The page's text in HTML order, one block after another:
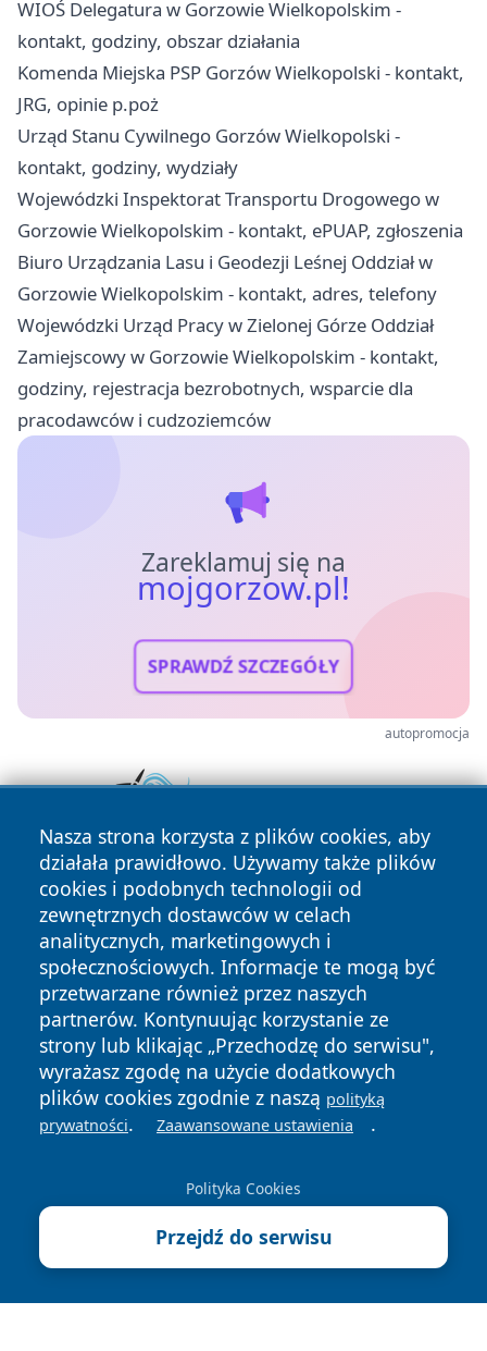
WIOŚ Delegatura w Gorzowie Wielkopolskim -
kontakt, godziny, obszar działania
Komenda Miejska PSP Gorzów Wielkopolski - kontakt,
JRG, opinie p.poż
Urząd Stanu Cywilnego Gorzów Wielkopolski -
kontakt, godziny, wydziały
Wojewódzki Inspektorat Transportu Drogowego w
Gorzowie Wielkopolskim - kontakt, ePUAP, zgłoszenia
Biuro Urządzania Lasu i Geodezji Leśnej Oddział w
Gorzowie Wielkopolskim - kontakt, adres, telefony
Wojewódzki Urząd Pracy w Zielonej Górze Oddział
Zamiejscowy w Gorzowie Wielkopolskim - kontakt,
godziny, rejestracja bezrobotnych, wsparcie dla
pracodawców i cudzoziemców
Zareklamuj się na
mojgorzow.pl!
SPRAWDŹ SZCZEGÓŁY
autopromocja
Nasza strona korzysta z plików cookies, aby
działała prawidłowo. Używamy także plików
cookies i podobnych technologii od
zewnętrznych dostawców w celach
analitycznych, marketingowych i
społecznościowych. Informacje te mogą być
przetwarzane również przez naszych
partnerów. Kontynuując korzystanie ze
strony lub klikając „Przechodzę do serwisu",
wyrażasz zgodę na użycie dodatkowych
plików cookies zgodnie z naszą polityką
prywatności. Zaawansowane ustawienia .
Polityka Cookies
Przejdź do serwisu
Copyright © 2026 mojgorzow.pl Wszystkie prawa zastrzeżone.
News Autorzy
Polityka
Prywatności
Polityka
Cookies